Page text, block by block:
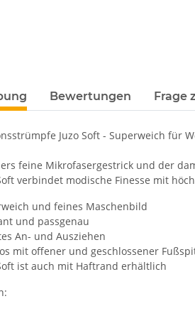
Bewertungen Frage
Juzo Soft - Superweich für
feine Mikrofasergestrick und der
verbindet modische Finesse mit
und feines Maschenbild
und passgenau
An- und Ausziehen
mit offener und geschlossener
ist auch mit Haftrand erhältlich